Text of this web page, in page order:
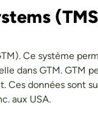
Ce système
dans GTM.
Ces données sont
aux USA.